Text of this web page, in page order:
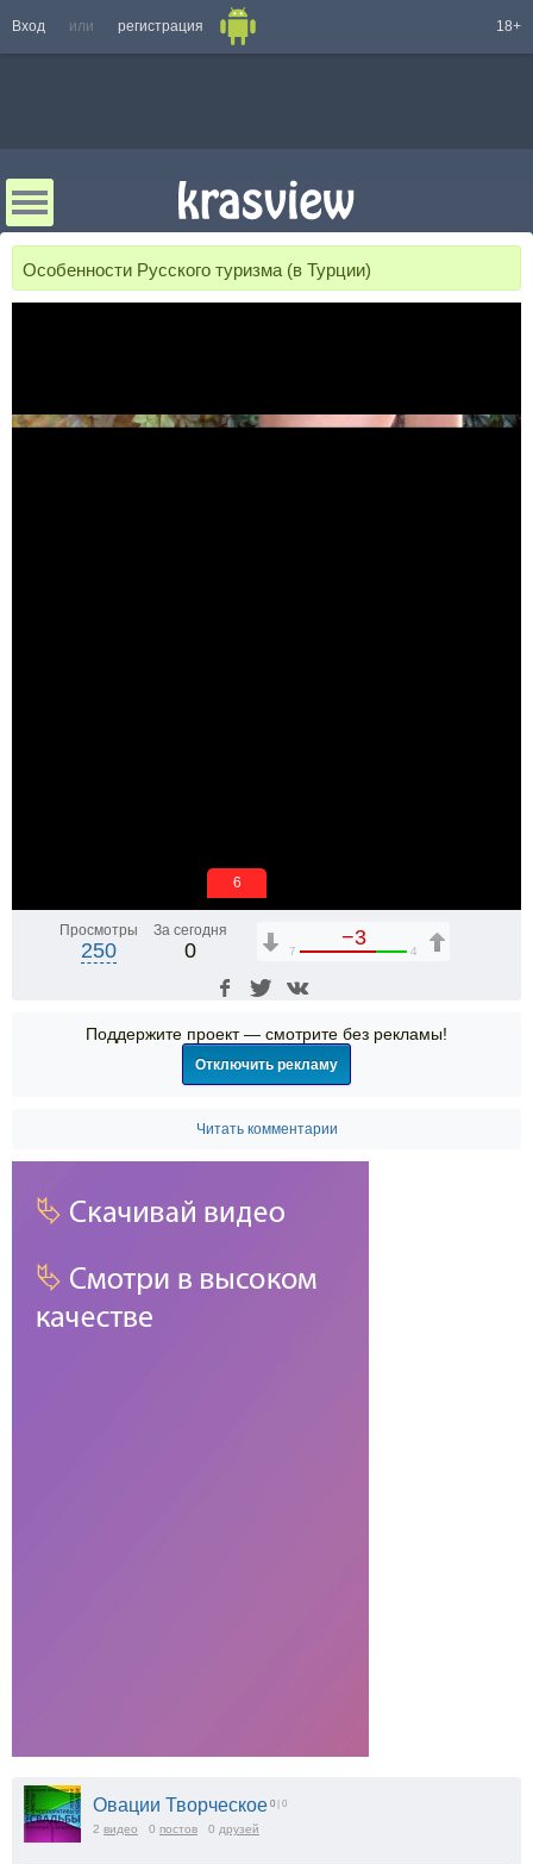
Вход или регистрация 18+
Особенности Русского туризма (в Турции)
6
Просмотры
250
За сегодня
0
−3
7 4
Поддержите проект — смотрите без рекламы!
Отключить рекламу
Читать комментарии
Овации Творческое 0 | 0
2 видео 0 постов 0 друзей